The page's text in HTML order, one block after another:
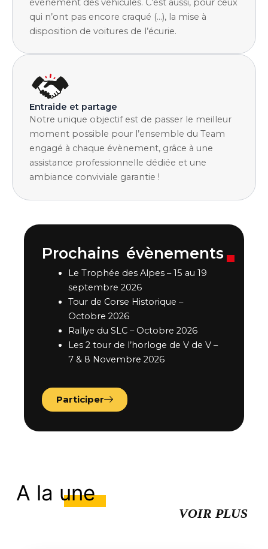
événement des véhicules. C’est aussi, pour ceux
qui n’ont pas encore craqué (…), la mise à
disposition de voitures de l’écurie.
Entraide et partage
Notre unique objectif est de passer le meilleur
moment possible pour l’ensemble du Team
engagé à chaque évènement, grâce à une
assistance professionnelle dédiée et une
ambiance conviviale garantie !
Prochains évènements
Le Trophée des Alpes – 15 au 19
septembre 2026
Tour de Corse Historique –
Octobre 2026
Rallye du SLC – Octobre 2026
Les 2 tour de l’horloge de V de V –
7 & 8 Novembre 2026
Participer
A la une
VOIR PLUS